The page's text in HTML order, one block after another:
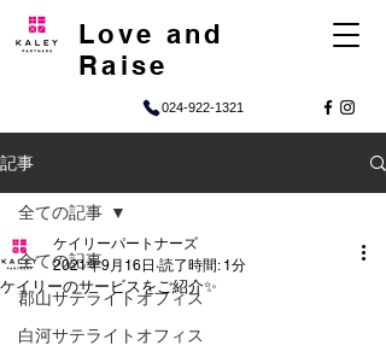
024-922-1321
Love and
Raise
記事
全ての記事
郡山サテライトオフィス
白河サテライトオフィス
全ての記事
ケイリーのサービスをご紹介✨
ケイリーパートナーズ
2021年9月16日 読了時間: 1分